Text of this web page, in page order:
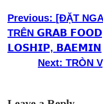
Previous: [ĐẶT
TRÊN 𝗚𝗥𝗔𝗕
𝗟𝗢𝗦𝗛𝗜𝗣, 𝗕𝗔𝗘𝗠𝗜𝗡
Next: TRÒN